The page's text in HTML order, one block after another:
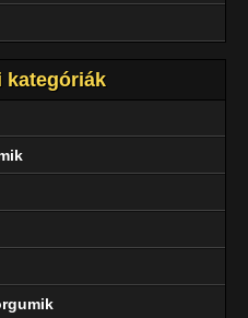
kategóriák